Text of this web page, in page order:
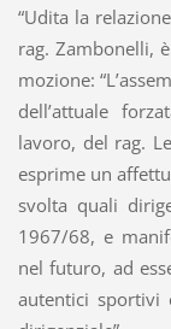
“Udita la
rag. Zambonelli,
mozione:
dell’attuale
lavoro, del rag.
esprime un
svolta quali
1967/68, e
nel futuro, ad
autentici